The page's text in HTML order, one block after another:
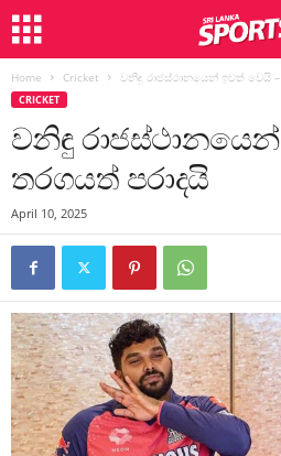
Home Cricket වනිඳු රාජස්ථානයෙන් ඉවත් වෙයි
CRICKET
වනිඳු
තරගයත් පරාදයි
April 10, 2025